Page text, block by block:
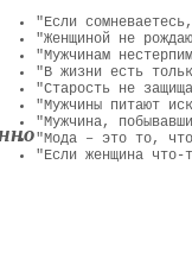
"Если
"Женщиной не
"Мужчинам
"В жизни есть
"Старость не
"Мужчины питают
"Мужчина,
"Мода – это то,
"Если женщина